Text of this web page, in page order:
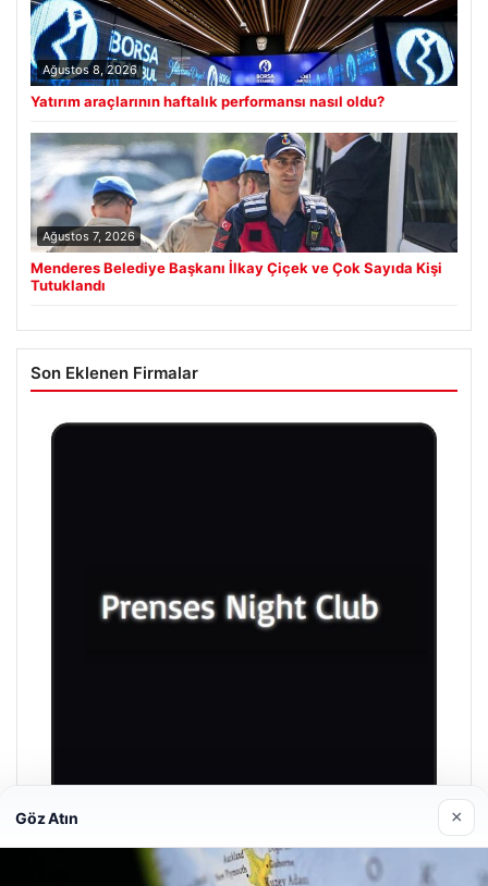
Ağustos 8, 2026
Yatırım araçlarının haftalık performansı nasıl oldu?
Ağustos 7, 2026
Menderes Belediye Başkanı İlkay Çiçek ve Çok Sayıda Kişi
Tutuklandı
Son Eklenen Firmalar
Prenses Night Club
Göz Atın ×